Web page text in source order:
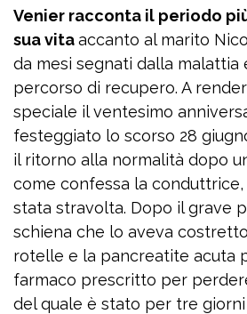
Venier racconta il periodo
sua vitaaccanto al marito
da mesi segnati dalla malattia
percorso di recupero. A
speciale il ventesimo
festeggiato lo scorso 28
il ritorno alla normalità dopo
come confessa la
stata stravolta. Dopo il grave
schiena che lo aveva
rotelle e la pancreatite acuta
farmaco prescritto per
del quale è stato per tre giorni